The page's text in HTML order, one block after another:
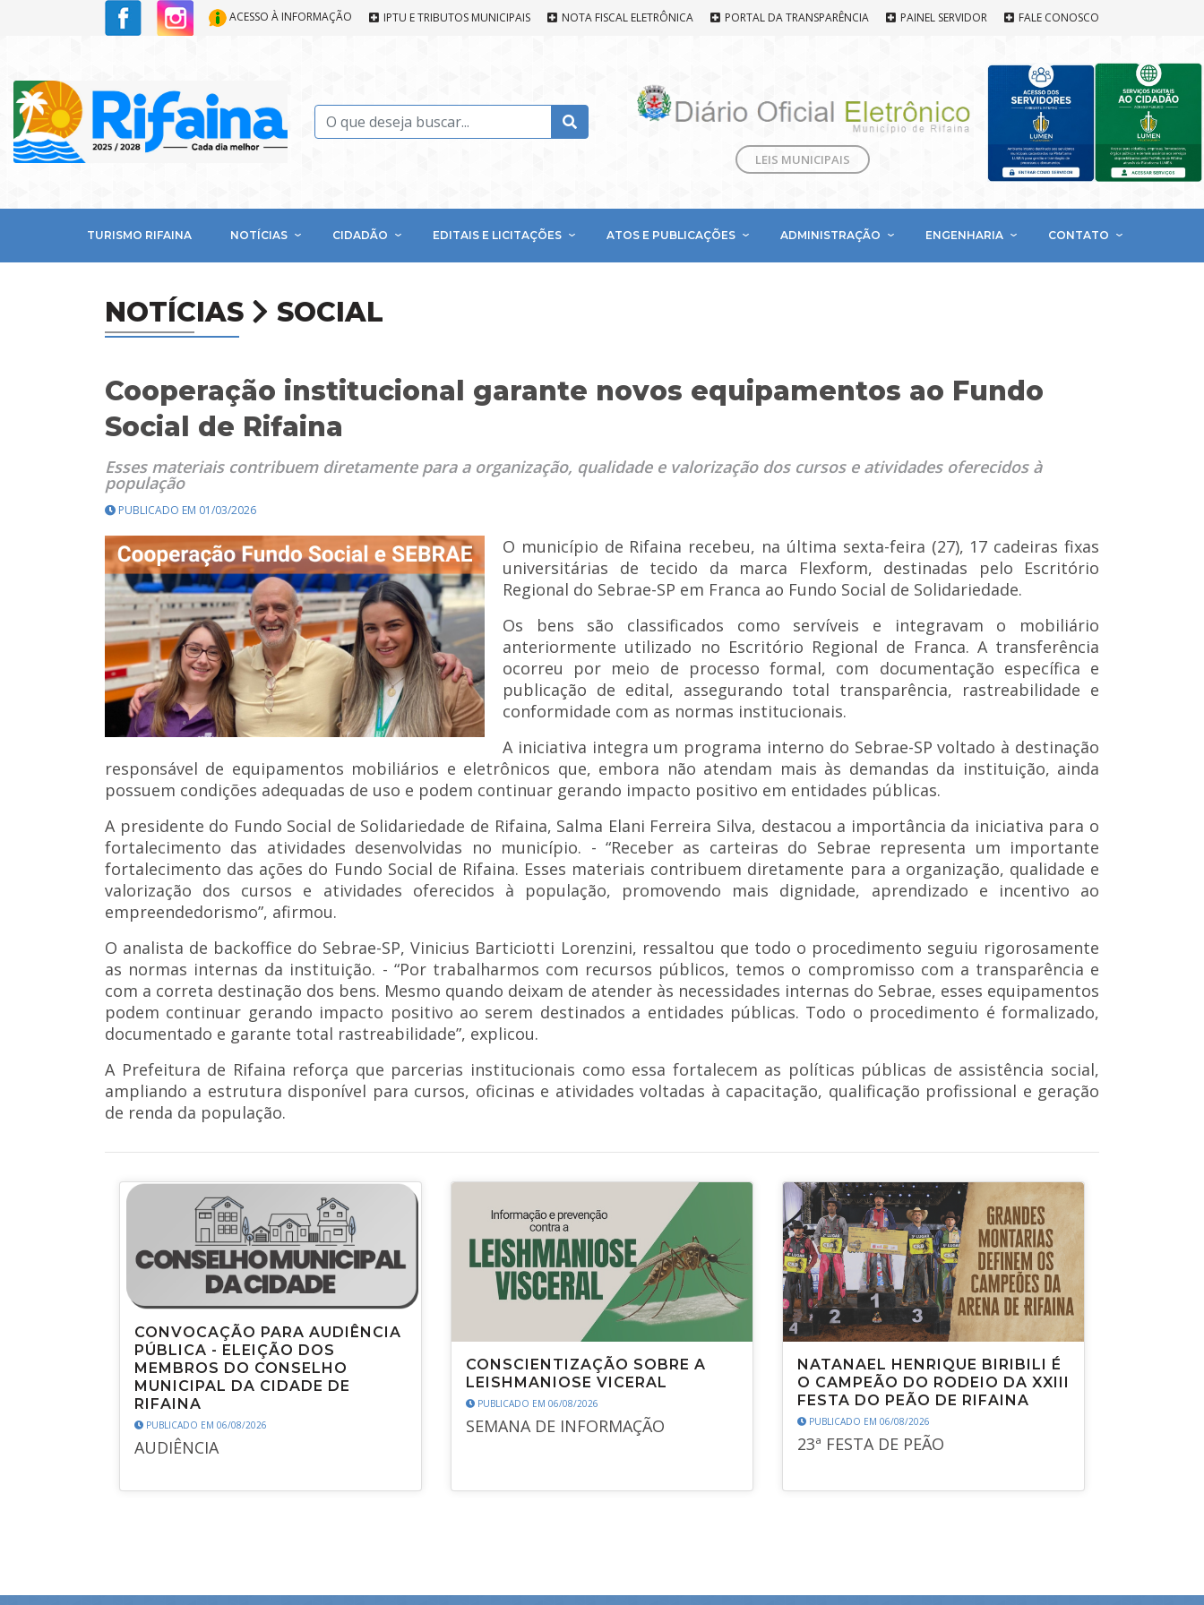
ACESSO À INFORMAÇÃO IPTU E TRIBUTOS MUNICIPAIS NOTA FISCAL ELETRÔNICA PORTAL DA TRANSPARÊNCIA PAINEL SERVIDOR FALE CONOSCO
LEIS MUNICIPAIS
TURISMO RIFAINA NOTÍCIAS CIDADÃO EDITAIS E LICITAÇÕES ATOS E PUBLICAÇÕES ADMINISTRAÇÃO ENGENHARIA CONTATO
NOTÍCIAS SOCIAL
Cooperação institucional garante novos equipamentos ao Fundo
Social de Rifaina
Esses materiais contribuem diretamente para a organização, qualidade e valorização dos cursos e atividades oferecidos à
população
PUBLICADO EM 01/03/2026
O município de Rifaina recebeu, na última sexta-feira (27), 17 cadeiras fixas
universitárias de tecido da marca Flexform, destinadas pelo Escritório
Regional do Sebrae-SP em Franca ao Fundo Social de Solidariedade.
Os bens são classificados como servíveis e integravam o mobiliário
anteriormente utilizado no Escritório Regional de Franca. A transferência
ocorreu por meio de processo formal, com documentação específica e
publicação de edital, assegurando total transparência, rastreabilidade e
conformidade com as normas institucionais.
A iniciativa integra um programa interno do Sebrae-SP voltado à destinação
responsável de equipamentos mobiliários e eletrônicos que, embora não atendam mais às demandas da instituição, ainda
possuem condições adequadas de uso e podem continuar gerando impacto positivo em entidades públicas.
A presidente do Fundo Social de Solidariedade de Rifaina, Salma Elani Ferreira Silva, destacou a importância da iniciativa para o
fortalecimento das atividades desenvolvidas no município. - “Receber as carteiras do Sebrae representa um importante
fortalecimento das ações do Fundo Social de Rifaina. Esses materiais contribuem diretamente para a organização, qualidade e
valorização dos cursos e atividades oferecidos à população, promovendo mais dignidade, aprendizado e incentivo ao
empreendedorismo”, afirmou.
O analista de backoffice do Sebrae-SP, Vinicius Barticiotti Lorenzini, ressaltou que todo o procedimento seguiu rigorosamente
as normas internas da instituição. - “Por trabalharmos com recursos públicos, temos o compromisso com a transparência e
com a correta destinação dos bens. Mesmo quando deixam de atender às necessidades internas do Sebrae, esses equipamentos
podem continuar gerando impacto positivo ao serem destinados a entidades públicas. Todo o procedimento é formalizado,
documentado e garante total rastreabilidade”, explicou.
A Prefeitura de Rifaina reforça que parcerias institucionais como essa fortalecem as políticas públicas de assistência social,
ampliando a estrutura disponível para cursos, oficinas e atividades voltadas à capacitação, qualificação profissional e geração
de renda da população.
CONVOCAÇÃO PARA AUDIÊNCIA
PÚBLICA - ELEIÇÃO DOS
MEMBROS DO CONSELHO
MUNICIPAL DA CIDADE DE
RIFAINA
PUBLICADO EM 06/08/2026
AUDIÊNCIA
CONSCIENTIZAÇÃO SOBRE A
LEISHMANIOSE VICERAL
PUBLICADO EM 06/08/2026
SEMANA DE INFORMAÇÃO
NATANAEL HENRIQUE BIRIBILI É
O CAMPEÃO DO RODEIO DA XXIII
FESTA DO PEÃO DE RIFAINA
PUBLICADO EM 06/08/2026
23ª FESTA DE PEÃO